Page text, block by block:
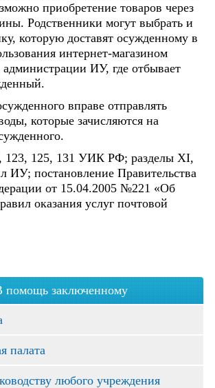
приобретение товаров через
Родственники могут выбрать и
которую доставят осужденному в
интернет-магазином
ИУ, где отбывает
вправе отправлять
которые зачисляются на
123, 125, 131 УИК РФ; разделы XI,
постановление Правительства
от 15.04.2005 №221 «Об
оказания услуг почтовой
помощь заключенному
палата
любого учреждения